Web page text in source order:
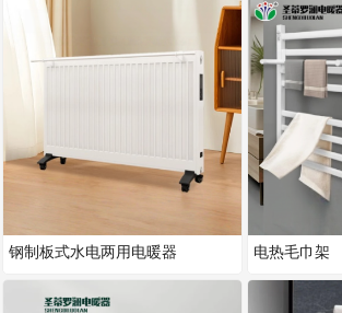
钢制板式水电两用电暖器 电热毛巾架